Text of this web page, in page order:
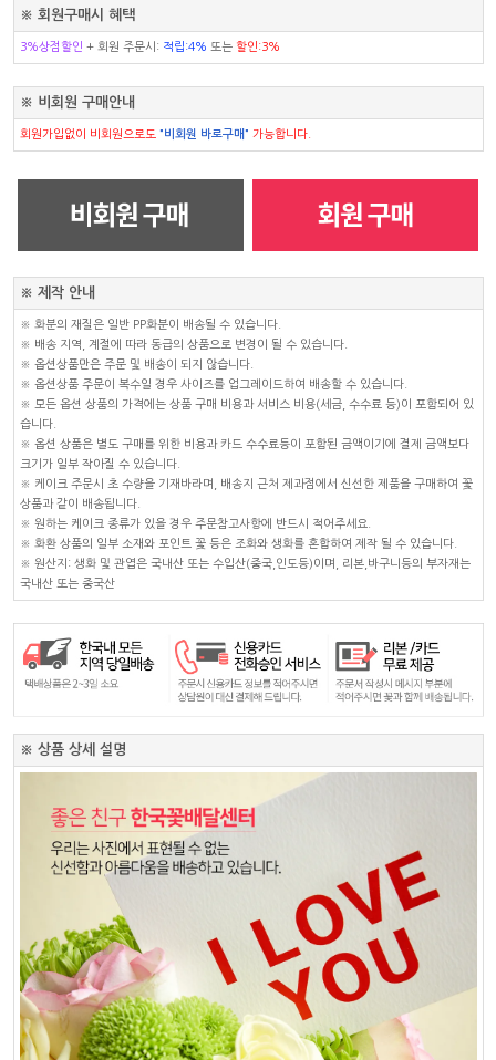
※ 회원구매시 혜택
3%상점할인 + 회원 주문시: 적립:4% 또는 할인:3%
※ 비회원 구매안내
회원가입없이 비회원으로도 "비회원 바로구매" 가능합니다.
※ 제작 안내
※ 화분의 재질은 일반 PP화분이 배송될 수 있습니다.
※ 배송 지역, 계절에 따라 동급의 상품으로 변경이 될 수 있습니다.
※ 옵션상품만은 주문 및 배송이 되지 않습니다.
※ 옵션상품 주문이 복수일 경우 사이즈를 업그레이드하여 배송할 수 있습니다.
※ 모든 옵션 상품의 가격에는 상품 구매 비용과 서비스 비용(세금, 수수료 등)이 포함되어 있
습니다.
※ 옵션 상품은 별도 구매를 위한 비용과 카드 수수료등이 포함된 금액이기에 결제 금액보다
크기가 일부 작아질 수 있습니다.
※ 케이크 주문시 초 수량을 기재바라며, 배송지 근처 제과점에서 신선한 제품을 구매하여 꽃
상품과 같이 배송됩니다.
※ 원하는 케이크 종류가 있을 경우 주문참고사항에 반드시 적어주세요.
※ 화환 상품의 일부 소재와 포인트 꽃 등은 조화와 생화를 혼합하여 제작 될 수 있습니다.
※ 원산지: 생화 및 관엽은 국내산 또는 수입산(중국,인도등)이며, 리본,바구니등의 부자재는
국내산 또는 중국산
※ 상품 상세 설명